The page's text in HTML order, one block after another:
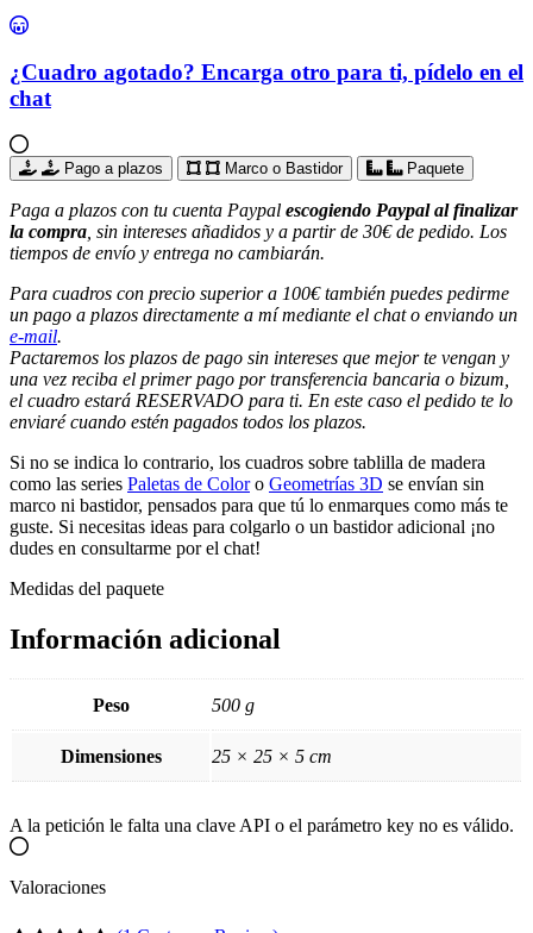
¿Cuadro agotado? Encarga otro para ti, pídelo en el
chat
Pago a plazos Marco o Bastidor Paquete
Paga a plazos con tu cuenta Paypal escogiendo Paypal al finalizar
la compra , sin intereses añadidos y a partir de 30€ de pedido. Los
tiempos de envío y entrega no cambiarán.
Para cuadros con precio superior a 100€ también puedes pedirme
un pago a plazos directamente a mí mediante el chat o enviando un
e-mail.
Pactaremos los plazos de pago sin intereses que mejor te vengan y
una vez reciba el primer pago por transferencia bancaria o bizum,
el cuadro estará RESERVADO para ti. En este caso el pedido te lo
enviaré cuando estén pagados todos los plazos.
Si no se indica lo contrario, los cuadros sobre tablilla de madera
como las series Paletas de Coloro Geometrías 3D se envían sin
marco ni bastidor, pensados para que tú lo enmarques como más te
guste. Si necesitas ideas para colgarlo o un bastidor adicional ¡no
dudes en consultarme por el chat!
Medidas del paquete
Información adicional
Peso 500 g
Dimensiones 25 × 25 × 5 cm
A la petición le falta una clave API o el parámetro key no es válido.
Valoraciones